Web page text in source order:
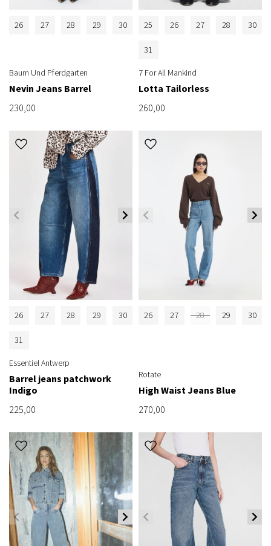
26 27 28 29 30
Baum Und Pferdgarten
Nevin Jeans Barrel
230,00
25 26 27 28 30
31
7 For All Mankind
Lotta Tailorless
260,00
26 27 28 29 30
31
Essentiel Antwerp
Barrel jeans patchwork
Indigo
225,00
26 27 28 29 30
Rotate
High Waist Jeans Blue
270,00